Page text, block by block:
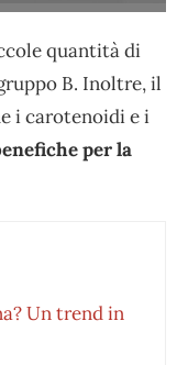
quantità di
B. Inoltre, il
i carotenoidi e i
per la
Un trend in